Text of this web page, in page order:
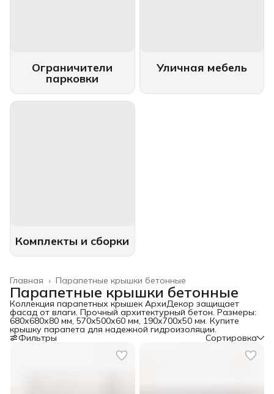
Ограничители
парковки
Уличная мебель
Комплекты и сборки
Парапетные крышки бетонные
Главная ›
Парапетные крышки бетонные
Коллекция парапетных крышек АрхиДекор защищает
фасад от влаги. Прочный архитектурный бетон. Размеры:
680х680х80 мм, 570х500х60 мм, 190х700х50 мм. Купите
крышку парапета для надежной гидроизоляции.
Фильтры Сортировка